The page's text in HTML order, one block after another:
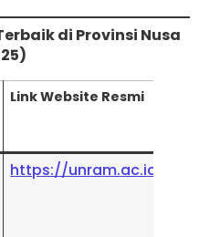
di Provinsi Nusa
Link Website Resmi
https://unram.ac.id/